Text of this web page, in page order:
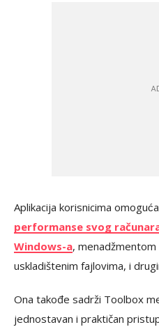
Aplikacija korisnicima
performanse svog
Windows-a,
uskladištenim fajlovima, i
Ona takođe sadrži Toolbox
jednostavan i praktičan